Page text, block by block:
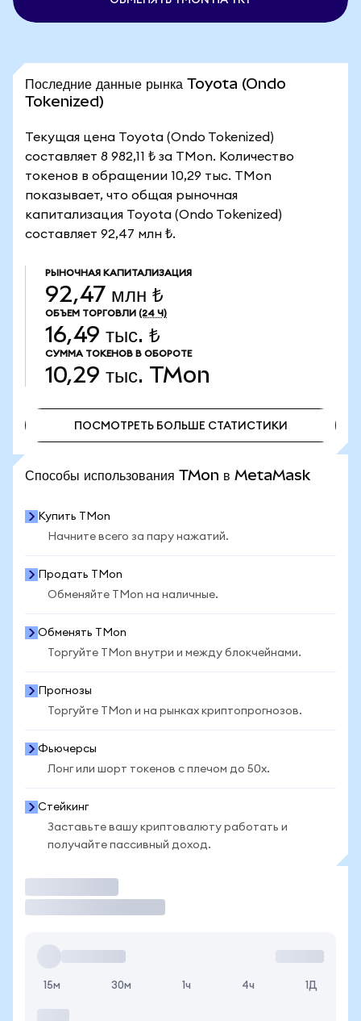
Последние данные рынка Toyota (Ondo
Tokenized)
Текущая цена Toyota (Ondo Tokenized)
составляет 8 982,11 ₺ за TMon. Количество
токенов в обращении 10,29 тыс. TMon
показывает, что общая рыночная
капитализация Toyota (Ondo Tokenized)
составляет 92,47 млн ₺.
РЫНОЧНАЯ КАПИТАЛИЗАЦИЯ
92,47 млн ₺
ОБЪЕМ ТОРГОВЛИ (24 Ч)
16,49 тыс. ₺
СУММА ТОКЕНОВ В ОБОРОТЕ
10,29 тыс. TMon
ПОСМОТРЕТЬ БОЛЬШЕ СТАТИСТИКИ
Способы использования TMon в MetaMask
Купить TMon
Начните всего за пару нажатий.
Продать TMon
Обменяйте TMon на наличные.
Обменять TMon
Торгуйте TMon внутри и между блокчейнами.
Прогнозы
Торгуйте TMon и на рынках криптопрогнозов.
Фьючерсы
Лонг или шорт токенов с плечом до 50x.
Стейкинг
Заставьте вашу криптовалюту работать и
получайте пассивный доход.
15м 30м 1ч 4ч 1Д